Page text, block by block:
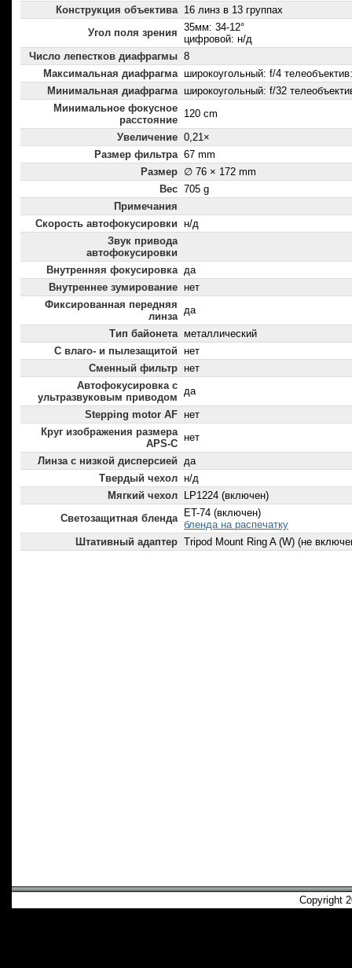
Конструкция объектива 16 линз в 13 группах
Угол поля зрения 35мм: 34-12°
цифровой: н/д
Число лепестков диафрагмы 8
Максимальная диафрагма широкоугольный: f/4
Минимальная диафрагма широкоугольный: f/32
Минимальное фокусное
расстояние
120 cm
Увеличение 0,21×
Размер фильтра 67 mm
Размер ∅ 76 × 172 mm
Вес 705 g
Примечания
Скорость автофокусировки н/д
Звук привода
автофокусировки
Внутренняя фокусировка да
Внутреннее зумирование нет
Фиксированная передняя
линза
да
Тип байонета металлический
С влаго- и пылезащитой нет
Сменный фильтр нет
Автофокусировка с
ультразвуковым приводом
да
Stepping motor AF нет
Круг изображения размера
APS-C
нет
Линза с низкой дисперсией да
Твердый чехол н/д
Мягкий чехол
LP1224 (включен)
Светозащитная бленда
ET-74 (включен)
бленда на распечатку
Штативный адаптер Tripod Mount Ring A (W) (не
Copyright